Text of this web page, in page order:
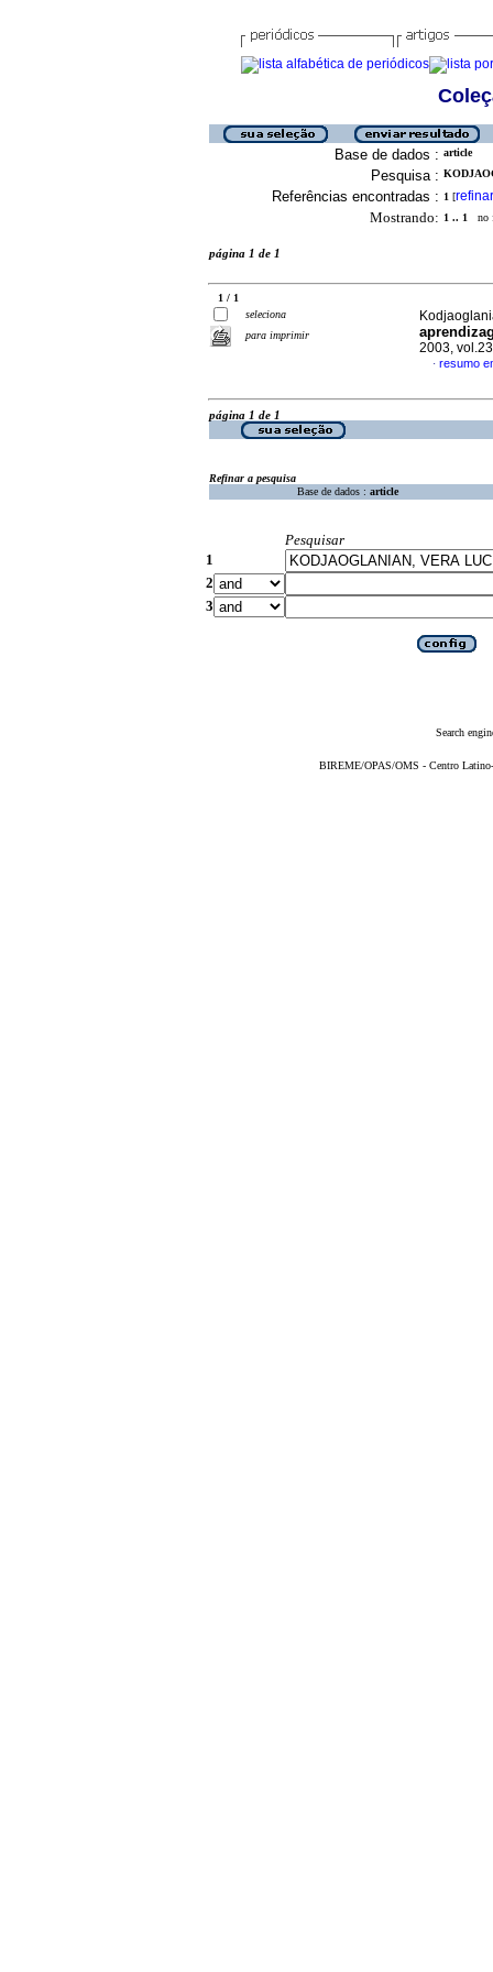
Base de dados : article
Pesquisa :
Referências encontradas : 1 [refinar
Mostrando: 1 .. 1 no
página 1 de 1
1 / 1
seleciona
para imprimir
2003,
· resumo
página 1 de 1
Refinar a pesquisa
Base de dados : article
Pesquisar
1
2
3
Search
BIREME/OPAS/OMS - Centro Latino-